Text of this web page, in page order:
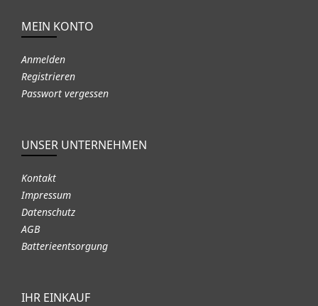
MEIN KONTO
Anmelden
Registrieren
Passwort vergessen
UNSER UNTERNEHMEN
Kontakt
Impressum
Datenschutz
AGB
Batterieentsorgung
IHR EINKAUF